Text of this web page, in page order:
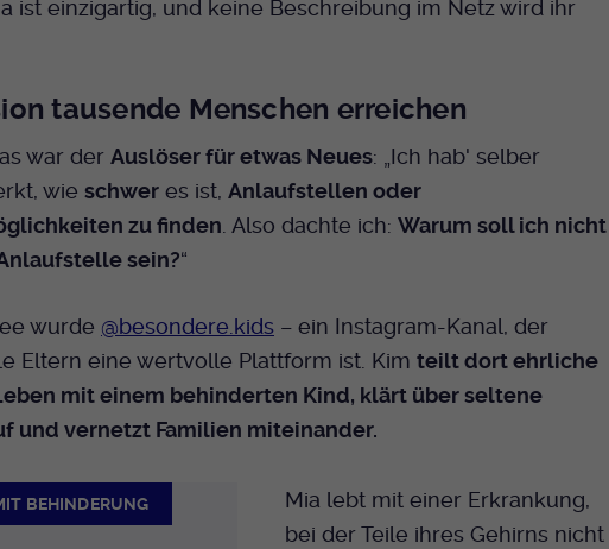
ist einzigartig, und keine Beschreibung im Netz wird ihr
tausende Menschen erreichen
war der Auslöser für etwas Neues: „Ich hab' selber
wie schweres ist, Anlaufstellen oder
zu finden. Also dachte ich: Warum soll ich nicht
sein?“
wurde @besondere.kids– ein Instagram-Kanal, der
Eltern eine wertvolle Plattform ist. Kim teilt dort ehrliche
mit einem behinderten Kind, klärt über seltene
und vernetzt Familien miteinander.
BEHINDERUNG
Mia lebt mit einer Erkrankung,
bei der Teile ihres Gehirns nicht
Ende der Sitzung
die PHP session() Methode benutzt wird.
EKHN
Notwendig zum sicheren Betrieb der
Webseite.
EKHN
1 Jahr
Speicherung der Cookie Constent
Einstellungen